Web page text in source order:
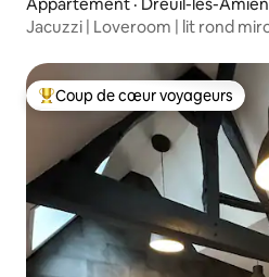
Appartement · Dreuil-lès-
Jacuzzi | Loveroom | lit rond
Coup de cœur voyageurs parmi
Coup de cœur voyageurs